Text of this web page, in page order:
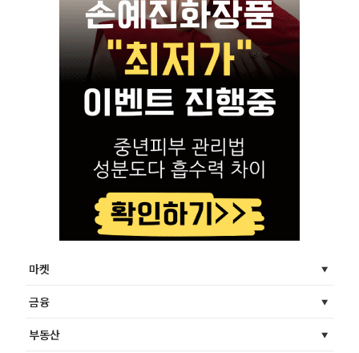
마켓
금융
부동산